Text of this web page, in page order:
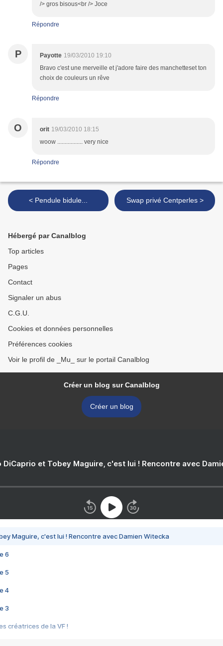
/> gros bisous<br /> Joce
Répondre
P Payotte 19/03/2010 19:10
Bravo c'est une merveille et j'adore faire des manchetteset ton
choix de couleurs un rêve
Répondre
O orit 19/03/2010 18:15
woow ................. very nice
Répondre
< Pendule bidule... Swap privé Centperles >
Hébergé par Canalblog
Top articles
Pages
Contact
Signaler un abus
C.G.U.
Cookies et données personnelles
Préférences cookies
Voir le profil de _Mu_ sur le portail Canalblog
Créer un blog sur Canalblog
Créer un blog
DiCaprio et Tobey Maguire, c'est lui ! Rencontre avec
Maguire, c'est lui ! Rencontre avec Damien Witecka
6
5
4
3
créatrices de la VF !